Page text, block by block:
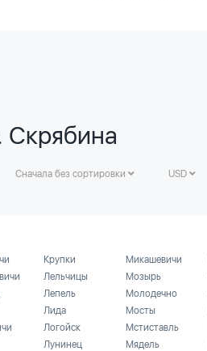
Скрябина
Сначала без сортировки USD
Крупки
Лельчицы
Лепель
Лида
Логойск
Лунинец
Микашевичи
Мозырь
Молодечно
Мосты
Мстиставль
Мядель